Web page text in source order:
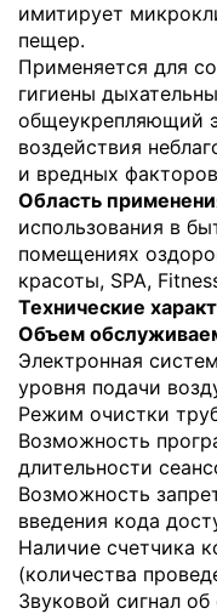
имитирует
пещер.
Применяется для
гигиены
общеукрепляющий
воздействия
и вредных
Область
использования в
помещениях
красоты, SPA,
Технические
Объем
Электронная
уровня подачи
Режим очистки
Возможность
длительности
Возможность
введения кода
Наличие счетчика
(количества
Звуковой сигнал